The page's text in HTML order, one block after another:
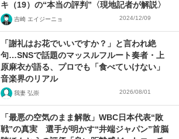
キ（19）の“本当の評判”〈現地記者が解説〉
吉崎 エイジーニョ 2024/12/09
「謝礼はお花でいいですか？」と言われ絶
句…SNSで話題のマッスルフルート奏者・上
原麻衣が語る、プロでも「食べていけない」
音楽界のリアル
我妻 弘崇 2026/08/01
「最悪の空気のまま解散」WBC日本代表“敗
戦”の真実 選手が明かす“井端ジャパン”首脳